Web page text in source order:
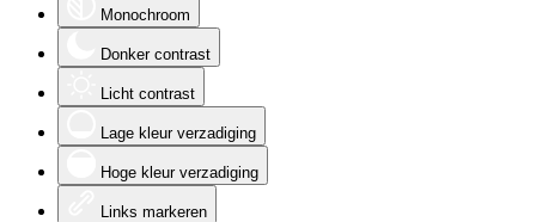
Monochroom
Donker contrast
Licht contrast
Lage kleur verzadiging
Hoge kleur verzadiging
Links markeren